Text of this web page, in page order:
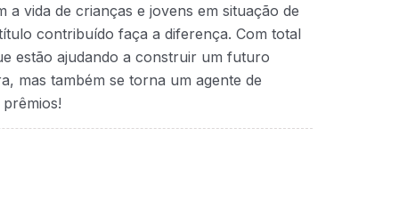
vida de crianças e jovens em situação de
contribuído faça a diferença. Com total
estão ajudando a construir um futuro
mas também se torna um agente de